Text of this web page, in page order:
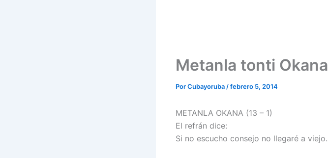
Metanla tonti Okana
PorCubayoruba /febrero 5, 2014
METANLA OKANA (13 – 1)
El refrán dice:
Si no escucho consejo no llegaré a viejo.